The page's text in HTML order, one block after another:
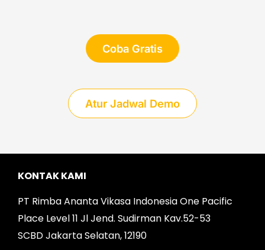
Coba Gratis
Atur Jadwal Demo
KONTAK KAMI
PT Rimba Ananta Vikasa Indonesia One Pacific
Place Level 11 Jl Jend. Sudirman Kav.52-53
SCBD Jakarta Selatan, 12190